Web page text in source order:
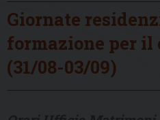
Giornate
formazione per il
(31/08-03/09)